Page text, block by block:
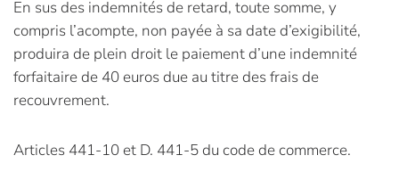
En sus des indemnités de retard, toute somme, y
compris l’acompte, non payée à sa date d’exigibilité,
produira de plein droit le paiement d’une indemnité
forfaitaire de 40 euros due au titre des frais de
recouvrement.
Articles 441-10 et D. 441-5 du code de commerce.